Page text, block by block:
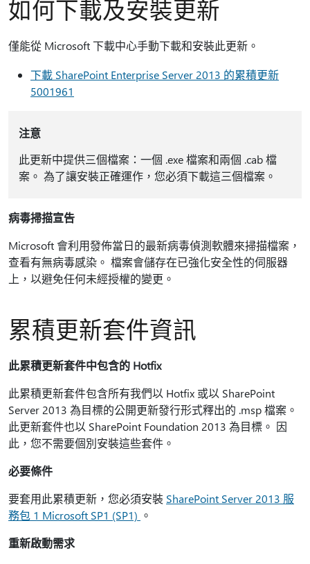
如何下載及安裝更新
僅能從 Microsoft 下載中心手動下載和安裝此更新。
下載 SharePoint Enterprise Server 2013 的累積更新
5001961
注意
此更新中提供三個檔案：一個 .exe 檔案和兩個 .cab 檔
案。 為了讓安裝正確運作，您必須下載這三個檔案。
病毒掃描宣告
Microsoft 會利用發佈當日的最新病毒偵測軟體來掃描檔案，
查看有無病毒感染。 檔案會儲存在已強化安全性的伺服器
上，以避免任何未經授權的變更。
累積更新套件資訊
此累積更新套件中包含的 Hotfix
此累積更新套件包含所有我們以 Hotfix 或以 SharePoint
Server 2013 為目標的公開更新發行形式釋出的 .msp 檔案。
此更新套件也以 SharePoint Foundation 2013 為目標。 因
此，您不需要個別安裝這些套件。
必要條件
要套用此累積更新，您必須安裝 SharePoint Server 2013 服
務包 1 Microsoft SP1 (SP1) 。
重新啟動需求